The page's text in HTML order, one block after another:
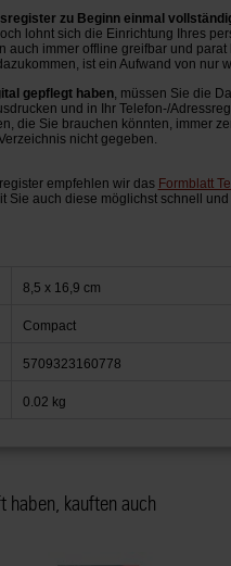
zu Beginn einmal
lohnt sich die Einrichtung Ihres
auch immer offline greifbar und
ist ein Aufwand von nur
gepflegt haben, müssen Sie die
und in Ihr Telefon-/
die Sie brauchen könnten, immer
nicht gegeben.
empfehlen wir das Formblatt
Sie auch diese möglichst schnell
8,5 x 16,9 cm
Compact
5709323160778
0.02 kg
haben, kauften auch